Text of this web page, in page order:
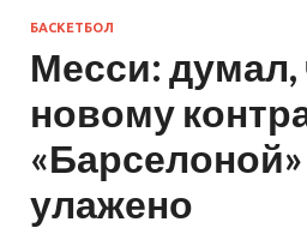
БАСКЕТБОЛ
Месси: думал,
новому
улажено